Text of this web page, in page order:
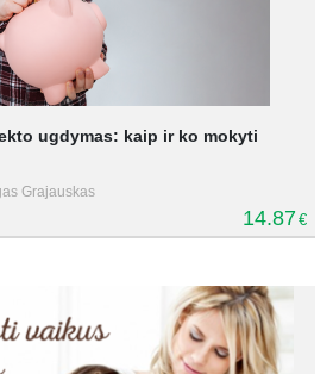
ugdymas: kaip ir ko mokyti
Grajauskas
14.87€